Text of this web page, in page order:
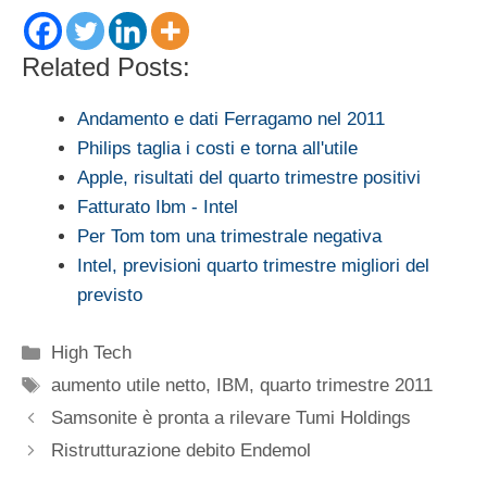
Related Posts:
Andamento e dati Ferragamo nel 2011
Philips taglia i costi e torna all'utile
Apple, risultati del quarto trimestre positivi
Fatturato Ibm - Intel
Per Tom tom una trimestrale negativa
Intel, previsioni quarto trimestre migliori del
previsto
Categorie
High Tech
Tag
aumento utile netto, IBM,quarto trimestre 2011
Samsonite è pronta a rilevare Tumi Holdings
Ristrutturazione debito Endemol